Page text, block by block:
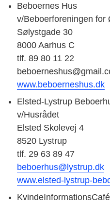
Beboernes Hus
v/Beboerforeningen
Sølystgade 30
8000 Aarhus C
tlf. 89 80 11 22
www.beboerneshus.dk
Elsted-Lystrup
v/Husrådet
Elsted Skolevej 4
8520 Lystrup
tlf. 29 63 89 47
beboerhus@lystrup.dk
www.elsted-lystrup-